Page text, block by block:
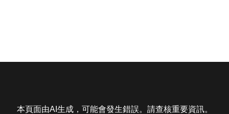
本頁面由AI生成，可能會發生錯誤。請查核重要資訊。